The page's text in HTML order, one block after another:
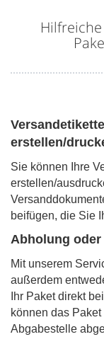
erstellen/
Sie können Ihre
erstellen/
beifügen, die Sie
Abholung
Mit unserem
außerdem
Ihr Paket direkt
können das
Abgabestelle